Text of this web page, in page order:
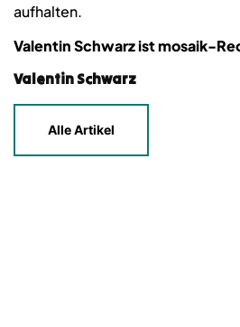
aufhalten.
Valentin Schwarz ist mosaik-
Valentin Schwarz
Alle Artikel